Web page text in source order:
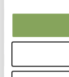
4472